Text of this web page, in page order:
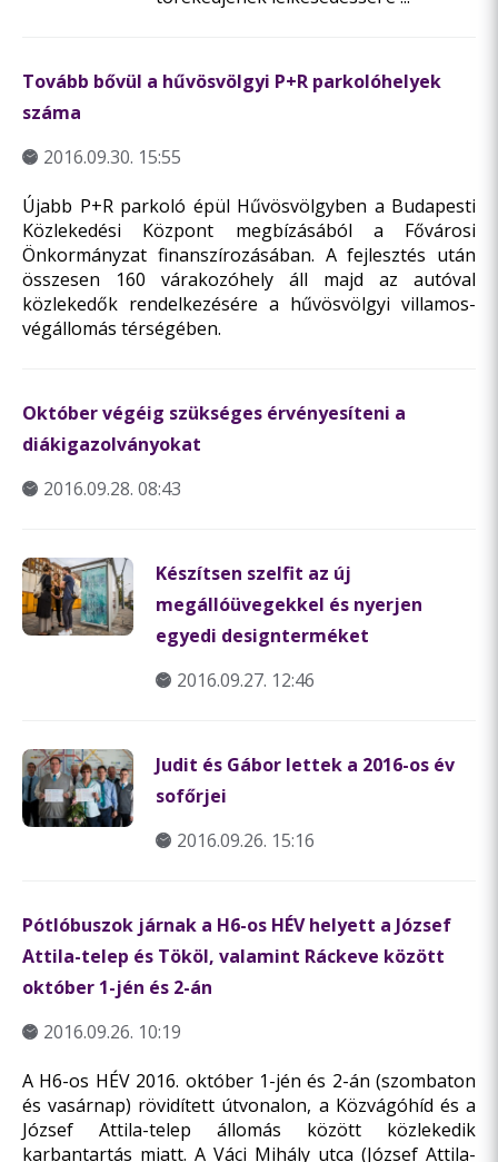
Tovább bővül a hűvösvölgyi P+R parkolóhelyek
száma
2016.09.30. 15:55
Újabb P+R parkoló épül Hűvösvölgyben a Budapesti
Közlekedési Központ megbízásából a Fővárosi
Önkormányzat finanszírozásában. A fejlesztés után
összesen 160 várakozóhely áll majd az autóval
közlekedők rendelkezésére a hűvösvölgyi villamos-
végállomás térségében.
Október végéig szükséges érvényesíteni a
diákigazolványokat
2016.09.28. 08:43
Készítsen szelfit az új
megállóüvegekkel és nyerjen
egyedi designterméket
2016.09.27. 12:46
Judit és Gábor lettek a 2016-os év
sofőrjei
2016.09.26. 15:16
Pótlóbuszok járnak a H6-os HÉV helyett a József
Attila-telep és Tököl, valamint Ráckeve között
október 1-jén és 2-án
2016.09.26. 10:19
A H6-os HÉV 2016. október 1-jén és 2-án (szombaton
és vasárnap) rövidített útvonalon, a Közvágóhíd és a
József Attila-telep állomás között közlekedik
karbantartás miatt. A Váci Mihály utca (József Attila-